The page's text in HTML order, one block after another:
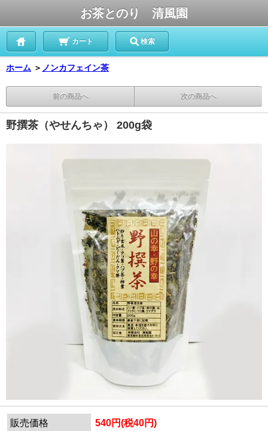
お茶とのり 清風園
カート 検索
ホーム ＞ ノンカフェイン茶
前の商品へ 次の商品へ
野撰茶（やせんちゃ） 200g袋
販売価格 540円(税40円)